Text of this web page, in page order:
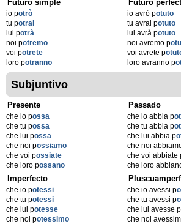
Futuro simple
io potrò
tu potrai
lui potrà
noi potremo
voi potrete
loro potranno
Futuro
io avrò potuto
tu avrai potuto
lui avrà potuto
noi avremo p
voi avrete p
loro avranno p
Subjuntivo
Presente
che io possa
che tu possa
che lui possa
che noi possiamo
che voi possiate
che loro possano
Passado
che io abbia p
che tu abbia p
che lui abbia p
che noi
che voi abbiate
che loro
Imperfecto
che io potessi
che tu potessi
che lui potesse
che noi potessimo
che io avessi p
che tu avessi p
che lui avesse p
che noi